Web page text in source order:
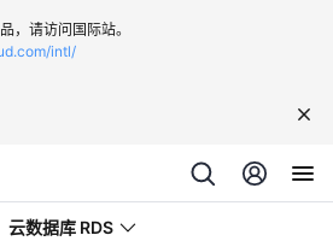
，请访问国际站。
intl/
云数据库 RDS